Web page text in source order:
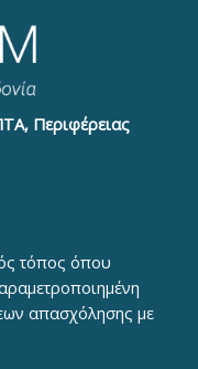
Περιφέρειας
τόπος όπου
απασχόλησης με